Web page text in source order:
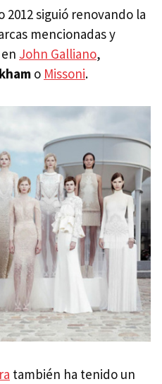
2012 siguió renovando la
mencionadas y
John Galliano,
o Missoni.
también ha tenido un